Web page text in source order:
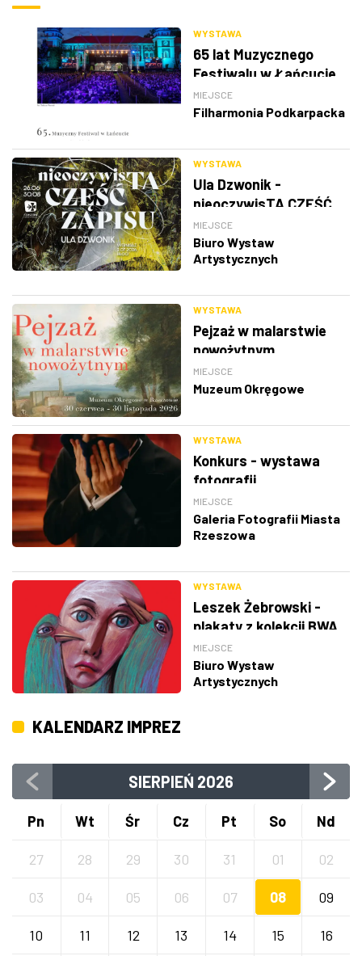
WYSTAWA
65 lat Muzycznego
Festiwalu w Łańcucie
MIEJSCE
Filharmonia Podkarpacka
WYSTAWA
Ula Dzwonik -
nieoczywisTA CZĘŚĆ
ZAPISU
MIEJSCE
Biuro Wystaw
Artystycznych
WYSTAWA
Pejzaż w malarstwie
nowożytnym
MIEJSCE
Muzeum Okręgowe
WYSTAWA
Konkurs - wystawa
fotografii
MIEJSCE
Galeria Fotografii Miasta
Rzeszowa
WYSTAWA
Leszek Żebrowski -
plakaty z kolekcji BWA
w Rzeszowie
MIEJSCE
Biuro Wystaw
Artystycznych
KALENDARZ IMPREZ
SIERPIEŃ 2026
Pn Wt Śr Cz Pt So Nd
27 28 29 30 31 01 02
03 04 05 06 07 08 09
10 11 12 13 14 15 16